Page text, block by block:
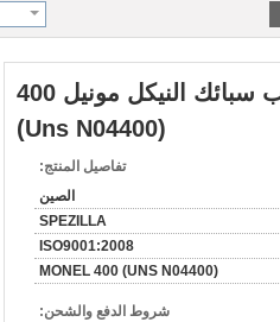
ني 66.5 النحاس 31.5 أنابيب النيكل المصقول ، أنابيب سبائك النيكل مونيل 400
(Uns N04400)
تفاصيل المنتج:
الصين
SPEZILLA
ISO9001:2008
MONEL 400 (UNS N04400)
شروط الدفع والشحن: